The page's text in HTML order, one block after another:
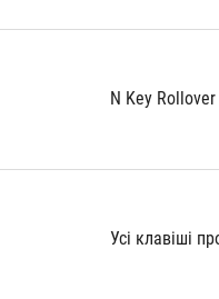
N Key Rollover
Усі клавіші